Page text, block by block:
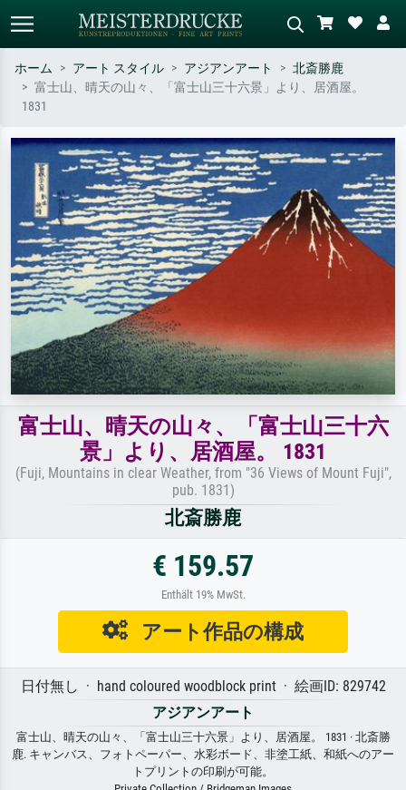
– 例：モネ、星月夜、印象派、北
斎の波、ヌード。
緑の草原、赤の多い抽象画、暗い
油絵、木のそばの立ち姿のヌー
ド。
ホーム アート スタイル アジアンアート
北斎勝鹿
富士山、晴天の山々、「富士山三十六景」より、居酒屋。
1831
富士山、晴天の山々、「富士山三十六
景」より、居酒屋。 1831
(Fuji, Mountains in clear Weather, from "36 Views of Mount Fuji",
pub. 1831)
北斎勝鹿
€ 159.57
Enthält 19% MwSt.
アート作品の構成
日付無し · hand coloured woodblock print · 絵画ID: 829742
アジアンアート
富士山、晴天の山々、「富士山三十六景」より、居酒屋。 1831 · 北斎勝
鹿. キャンバス、フォトペーパー、水彩ボード、非塗工紙、和紙へのアー
トプリントの印刷が可能。